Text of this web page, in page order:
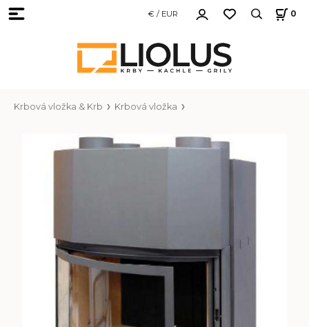
€ / EUR 0
Krbová vložka & Krb Krbová vložka